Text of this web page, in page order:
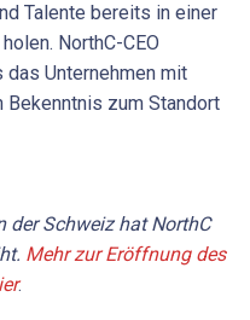
Talente bereits in einer
NorthC-CEO
Unternehmen mit
zum Standort
der Schweiz hat NorthC
Mehr zur Eröffnung des
.